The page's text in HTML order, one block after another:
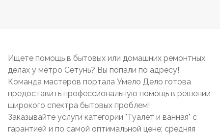
Ищете помощь в бытовых или домашних ремонтных
делах у метро Сетунь? Вы попали по адресу!
Команда мастеров портала Умело Дело готова
предоставить профессиональную помощь в решении
широкого спектра бытовых проблем!
Заказывайте услуги категории "Туалет и ванная" с
гарантией и по самой оптимальной цене; средняя